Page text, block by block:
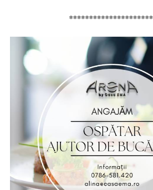
*********************